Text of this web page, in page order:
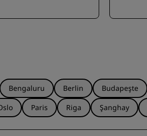
Bengaluru Berlin Budapeşte
Paris Riga Şanghay